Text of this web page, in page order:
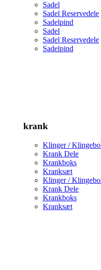
Sadel
Sadel Reservedele
Sadelpind
Sadel
Sadel Reservedele
Sadelpind
krank
Klinger /
Krank Dele
Krankboks
Kranksæt
Klinger /
Krank Dele
Krankboks
Kranksæt